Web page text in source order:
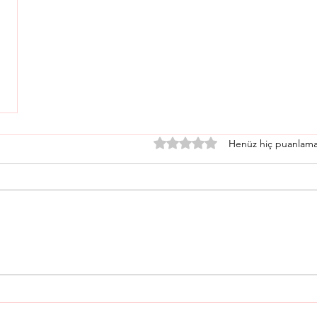
5 üzerinden 0 yıldız
Henüz hiç